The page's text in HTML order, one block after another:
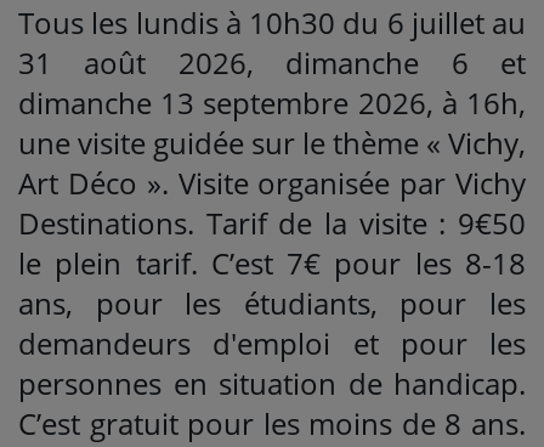
Tous les lundis à 10h30 du 6 juillet au
31 août 2026, dimanche 6 et
dimanche 13 septembre 2026, à 16h,
une visite guidée sur le thème « Vichy,
Art Déco ». Visite organisée par Vichy
Destinations. Tarif de la visite : 9€50
le plein tarif. C’est 7€ pour les 8-18
ans, pour les étudiants, pour les
demandeurs d'emploi et pour les
personnes en situation de handicap.
C’est gratuit pour les moins de 8 ans.